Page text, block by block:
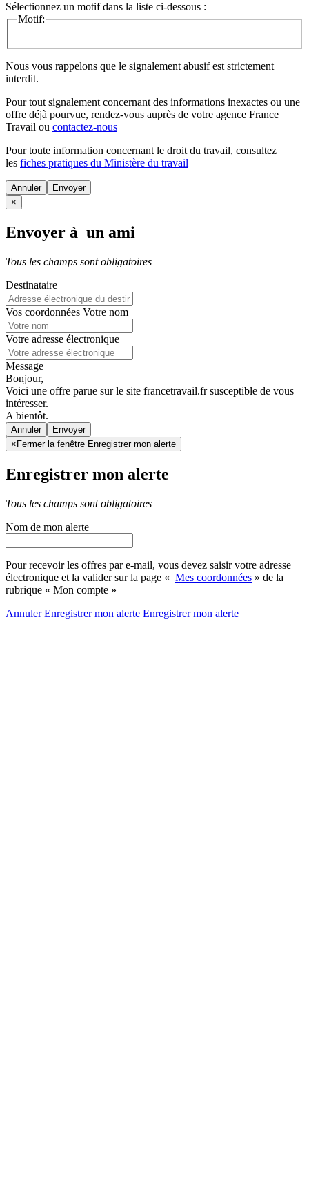
Sélectionnez un motif dans la liste ci-dessous :
Motif:
Nous vous rappelons que le signalement abusif est strictement
interdit.
Pour tout signalement concernant des informations inexactes ou une
offre déjà pourvue, rendez-vous auprès de votre agence France
Travail ou contactez-nous
Pour toute information concernant le droit du travail, consultez
les fiches pratiques du Ministère du travail
Annuler
×
Envoyer à un ami
Tous les champs sont obligatoires
Destinataire
Vos coordonnées Votre nom
Votre adresse électronique
Message
Bonjour,
Voici une offre parue sur le site francetravail.fr susceptible de vous
intéresser.
A bientôt.
Annuler
× Fermer la fenêtre Enregistrer mon alerte
Enregistrer mon alerte
Tous les champs sont obligatoires
Nom de mon alerte
Pour recevoir les offres par e-mail, vous devez saisir votre adresse
électronique et la valider sur la page « Mes coordonnées » de la
rubrique « Mon compte »
AnnulerEnregistrer mon alerte Enregistrermon alerte